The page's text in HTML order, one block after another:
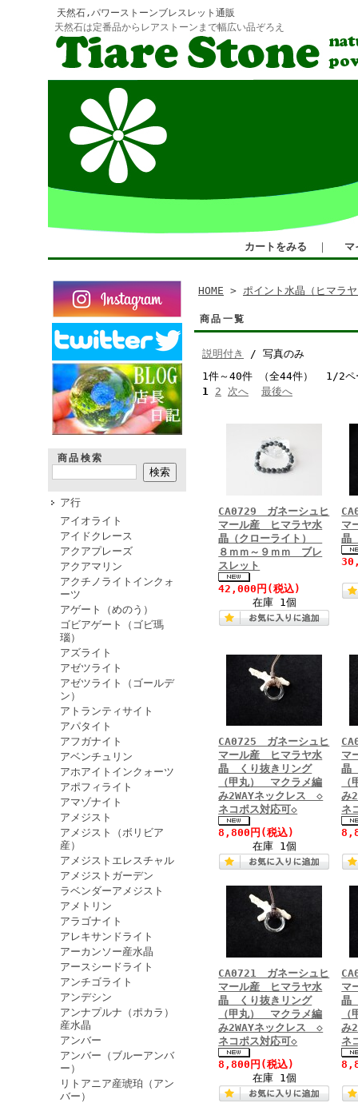
天然石,パワーストーンブレスレット通販
天然石は定番品からレアストーンまで幅広い品ぞろえ
カートをみる ｜ マ
商品検索
ア行
アイオライト
アイドクレース
アクアプレーズ
アクアマリン
アクチノライトインクォ
ーツ
アゲート（めのう）
ゴビアゲート（ゴビ瑪
瑙）
アズライト
アゼツライト
アゼツライト（ゴールデ
ン）
アトランティサイト
アパタイト
アフガナイト
アベンチュリン
アホアイトインクォーツ
アポフィライト
アマゾナイト
アメジスト
アメジスト（ボリビア
産）
アメジストエレスチャル
アメジストガーデン
ラベンダーアメジスト
アメトリン
アラゴナイト
アレキサンドライト
アーカンソー産水晶
アースシードライト
アンチゴライト
アンデシン
アンナプルナ（ポカラ）
産水晶
アンバー
アンバー（ブルーアンバ
ー）
リトアニア産琥珀（アン
バー）
HOME > ポイント水晶（ヒマラ
商品一覧
説明付き
/ 写真のみ
1件～40件 （全44件） 1/2ペ
1 2 次へ 最後へ
CA0729 ガネーシュヒ
マール産 ヒマラヤ水
晶（クローライト）
８ｍｍ～９ｍｍ ブレ
スレット
42,000円 (税込)
在庫 1個
マ
晶
CA0725 ガネーシュヒ
マール産 ヒマラヤ水
晶 くり抜きリング
（甲丸） マクラメ編
み2WAYネックレス ◇
ネコポス対応可◇
8,800円 (税込)
在庫 1個
マ
晶
み
ネ
CA0721 ガネーシュヒ
マール産 ヒマラヤ水
晶 くり抜きリング
（甲丸） マクラメ編
み2WAYネックレス ◇
ネコポス対応可◇
8,800円 (税込)
在庫 1個
マ
晶
み
ネ